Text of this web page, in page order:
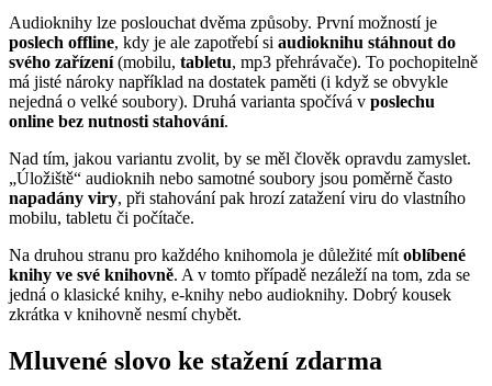
Audioknihy lze poslouchat dvěma způsoby. První možností je
poslech offline, kdy je ale zapotřebí si audioknihu stáhnout do
svého zařízení(mobilu, tabletu, mp3 přehrávače). To pochopitelně
má jisté nároky například na dostatek paměti (i když se obvykle
nejedná o velké soubory). Druhá varianta spočívá v poslechu
online bez nutnosti stahování.
Nad tím, jakou variantu zvolit, by se měl člověk opravdu zamyslet.
„Úložiště“ audioknih nebo samotné soubory jsou poměrně často
napadány viry, při stahování pak hrozí zatažení viru do vlastního
mobilu, tabletu či počítače.
Na druhou stranu pro každého knihomola je důležité mít oblíbené
knihy ve své knihovně. A v tomto případě nezáleží na tom, zda se
jedná o klasické knihy, e-knihy nebo audioknihy. Dobrý kousek
zkrátka v knihovně nesmí chybět.
Mluvené slovo ke stažení zdarma